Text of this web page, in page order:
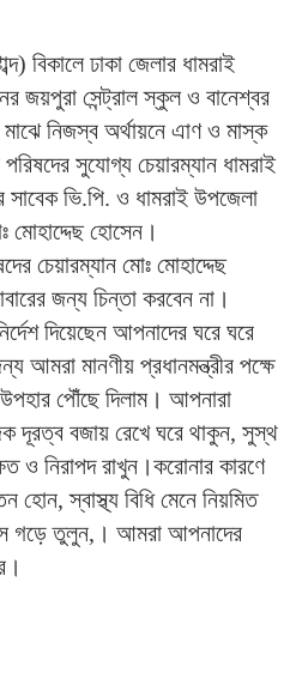
বিকালে ঢাকা জেলার ধামরাই
জয়পুরা সেন্ট্রাল স্কুল ও বানেশ্বর
মাঝে নিজস্ব অর্থায়নে এাণ ও মাস্ক
সুযোগ্য চেয়ারম্যান ধামরাই
সাবেক ভি.পি. ও ধামরাই উপজেলা
মোহাদ্দেছ হোসেন।
চেয়ারম্যান মোঃ মোহাদ্দেছ
জন্য চিন্তা করবেন না।
দিয়েছেন আপনাদের ঘরে ঘরে
আমরা মানণীয় প্রধানমন্ত্রীর পক্ষে
পৌঁছে দিলাম। আপনারা
দূরত্ব বজায় রেখে ঘরে থাকুন, সুস্থ
ও নিরাপদ রাখুন।করোনার কারণে
স্বাস্থ্য বিধি মেনে নিয়মিত
গড়ে তুলুন,। আমরা আপনাদের